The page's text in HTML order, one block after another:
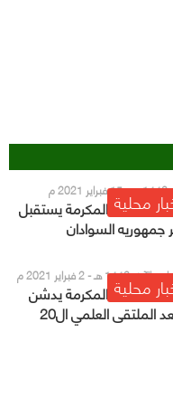
محليةمكة المكرمة يستقبل
جمهوريه السوادان
محلية
منطقة مكة المكرمة يدشن
عن بعد الملتقى العلمي ال20
الحج والعمرة